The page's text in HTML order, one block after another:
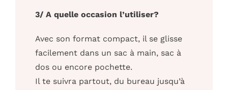
3/ A quelle occasion l’utiliser?
Avec son format compact, il se glisse
facilement dans un sac à main, sac à
dos ou encore pochette.
Il te suivra partout, du bureau jusqu’à